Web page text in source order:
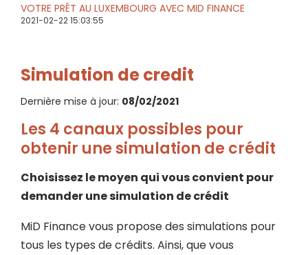
VOTRE PRÊT AU LUXEMBOURG AVEC MID FINANCE
2021-02-22 15:03:55
Simulation de credit
Dernière mise à jour: 08/02/2021
Les 4 canaux possibles pour
obtenir une simulation de crédit
Choisissez le moyen qui vous convient pour
demander une simulation de crédit
MiD Finance vous propose des simulations pour
tous les types de crédits. Ainsi, que vous